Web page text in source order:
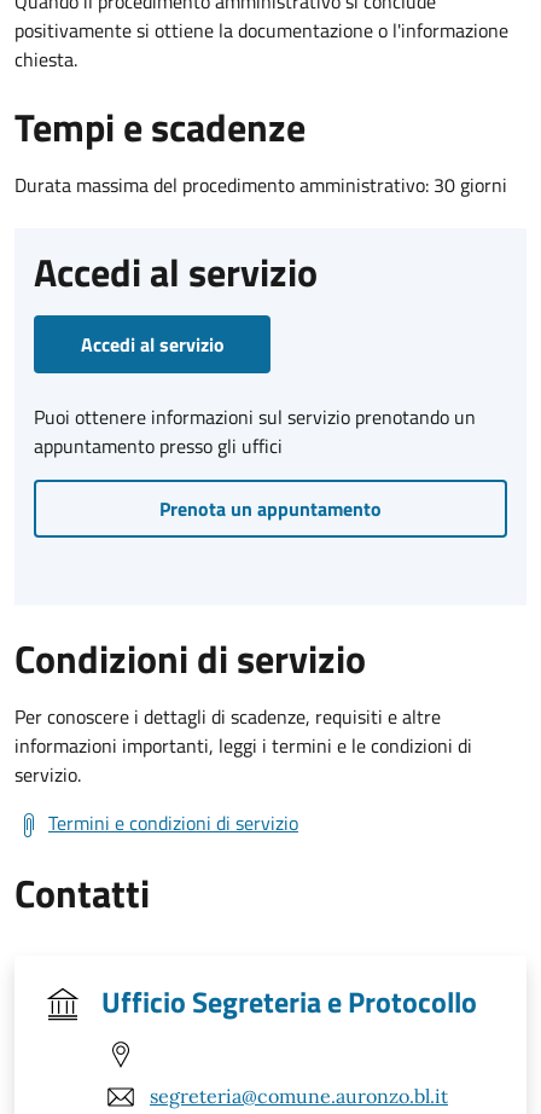
positivamente si ottiene la documentazione o l'informazione
chiesta.
Tempi e scadenze
Durata massima del procedimento amministrativo: 30 giorni
Accedi al servizio
Accedi al servizio
Puoi ottenere informazioni sul servizio prenotando un
appuntamento presso gli uffici
Prenota un appuntamento
Condizioni di servizio
Per conoscere i dettagli di scadenze, requisiti e altre
informazioni importanti, leggi i termini e le condizioni di
servizio.
Termini e condizioni di servizio
Contatti
Ufficio Segreteria e Protocollo
segreteria@comune.auronzo.bl.it